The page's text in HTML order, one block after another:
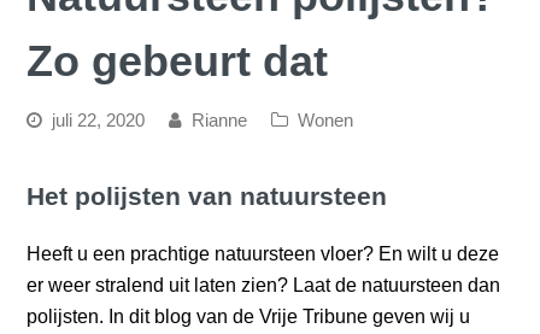
Zo gebeurt dat
juli 22, 2020 Rianne Wonen
Het polijsten van natuursteen
Heeft u een prachtige natuursteen vloer? En wilt u deze
er weer stralend uit laten zien? Laat de natuursteen dan
polijsten. In dit blog van de Vrije Tribune geven wij u